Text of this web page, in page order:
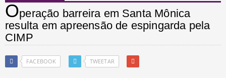
Operação barreira em Santa Mônica
resulta em apreensão de espingarda pela
CIMP
FACEBOOK TWEETAR